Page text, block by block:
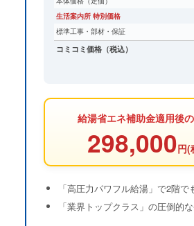
生活案内所 特別価格
標準工事・部材・保証
コミコミ価格（税込）
給湯省エネ補助金適用後
298,000円(
「高圧力パワフル給湯」で2階で
「業界トップクラス」の圧倒的